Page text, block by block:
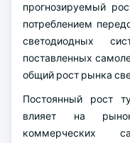
прогнозируемый
потреблением
светодиодных
поставленных
общий рост рынка
Постоянный рост
влияет на
коммерческих